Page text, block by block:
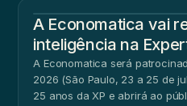
A Economatica vai
inteligência na
A Economatica será
2026 (São Paulo, 23 a 25 de
25 anos da XP e abrirá ao